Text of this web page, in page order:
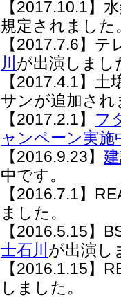
【2017.10.1】
規定されました
【2017.7.6】
川 が出演しまし
【2017.4.1】
サンが追加され
【2017.2.1】 フ
ャンペーン実施
【2016.9.23】
中です。
【2016.7.1】
ました。
【2016.5.15】
士石川 が出演し
【2016.1.15】
しました。